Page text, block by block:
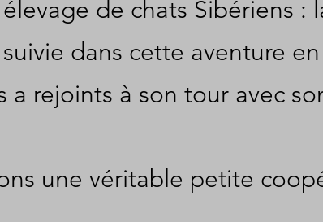
de chats Sibériens
dans cette aventure
a rejoints à son tour avec
une véritable petite